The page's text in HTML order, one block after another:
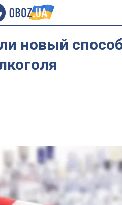
новый